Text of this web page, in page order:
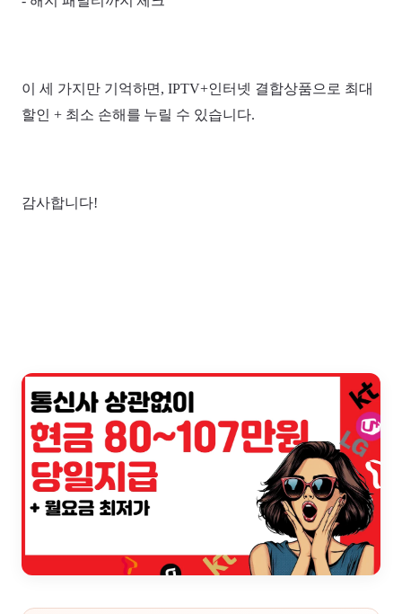
이 세 가지만 기억하면, IPTV+인터넷 결합상품으로 최대
할인 + 최소 손해를 누릴 수 있습니다.
감사합니다!